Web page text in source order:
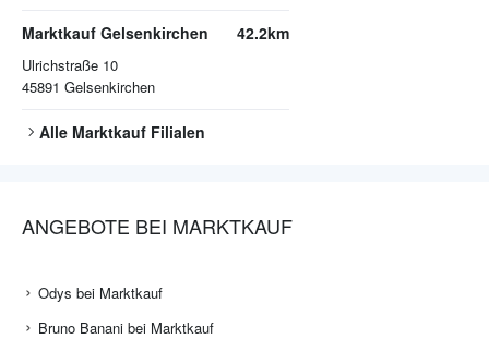
Marktkauf Gelsenkirchen
Ulrichstraße 10
45891 Gelsenkirchen
42.2km
Alle Marktkauf Filialen
ANGEBOTE BEI MARKTKAUF
Odys bei Marktkauf
Bruno Banani bei Marktkauf